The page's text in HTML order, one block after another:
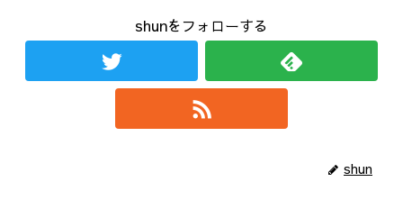
shunをフォローする
shun